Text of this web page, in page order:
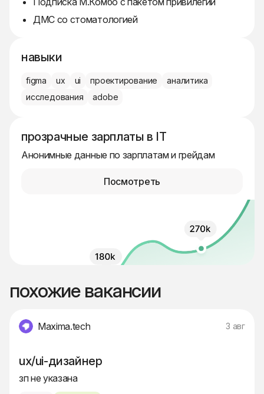
ДМС со стоматологией
навыки
figma ux ui проектирование
аналитика
исследования
adobe
прозрачные зарплаты в IT
Анонимные данные по зарплатам и грейдам
Посмотреть
похожие вакансии
Maxima.tech 3 авг
ux/ui-дизайнер
зп не указана